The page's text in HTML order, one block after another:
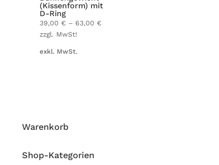
(Kis­sen­form) mit
D-Ring
39,00 € – 63,00 €
zzgl. MwSt!
exkl. MwSt.
Waren­korb
Shop-Kate­go­rien